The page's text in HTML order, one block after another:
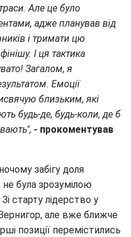
Але це було
адже планував від
і тримати цю
І ця тактика
Загалом, я
Емоції
близьким, які
будь-де, будь-коли, де б
- прокоментував
забігу доля
була зрозумілою
старту лідерство у
але вже ближче
позиції перемістились